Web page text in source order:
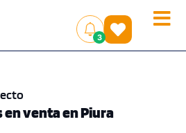
Toggle
3
()
en venta en Piura